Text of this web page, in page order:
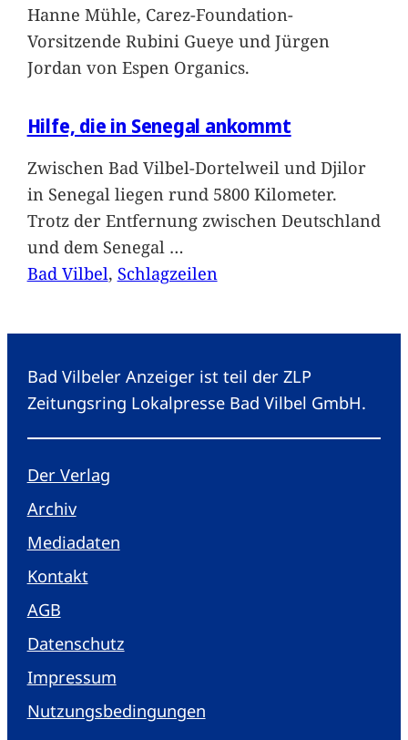
Hanne Mühle, Carez-Foundation-
Vorsitzende Rubini Gueye und Jürgen
Jordan von Espen Organics.
Hilfe, die in Senegal ankommt
Zwischen Bad Vilbel-Dortelweil und Djilor
in Senegal liegen rund 5800 Kilometer.
Trotz der Entfernung zwischen Deutschland
und dem Senegal …
Bad Vilbel, Schlagzeilen
Bad Vilbeler Anzeiger ist teil der ZLP
Zeitungsring Lokalpresse Bad Vilbel GmbH.
Der Verlag
Archiv
Mediadaten
Kontakt
AGB
Datenschutz
Impressum
Nutzungsbedingungen